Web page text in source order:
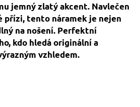
jemný zlatý akcent. Navlečen
přízi, tento náramek je nejen
na nošení. Perfektní
kdo hledá originální a
vzhledem.